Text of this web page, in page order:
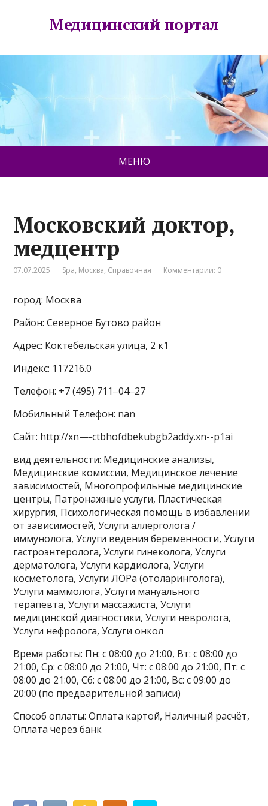
Медицинский портал
МЕНЮ
Московский доктор,
медцентр
07.07.2025 Spa, Москва, Справочная Комментарии: 0
город: Москва
Район: Северное Бутово район
Адрес: Коктебельская улица, 2 к1
Индекс: 117216.0
Телефон: +7 (495) 711‒04‒27
Мобильный Телефон: nan
Сайт: http://xn—-ctbhofdbekubgb2addy.xn--p1ai
вид деятельности: Медицинские анализы,
Медицинские комиссии, Медицинское лечение
зависимостей, Многопрофильные медицинские
центры, Патронажные услуги, Пластическая
хирургия, Психологическая помощь в избавлении
от зависимостей, Услуги аллерголога /
иммунолога, Услуги ведения беременности, Услуги
гастроэнтеролога, Услуги гинеколога, Услуги
дерматолога, Услуги кардиолога, Услуги
косметолога, Услуги ЛОРа (отоларинголога),
Услуги маммолога, Услуги мануального
терапевта, Услуги массажиста, Услуги
медицинской диагностики, Услуги невролога,
Услуги нефролога, Услуги онкол
Время работы: Пн: с 08:00 до 21:00, Вт: с 08:00 до
21:00, Ср: с 08:00 до 21:00, Чт: с 08:00 до 21:00, Пт: с
08:00 до 21:00, Сб: с 08:00 до 21:00, Вс: с 09:00 до
20:00 (по предварительной записи)
Способ оплаты: Оплата картой, Наличный расчёт,
Оплата через банк